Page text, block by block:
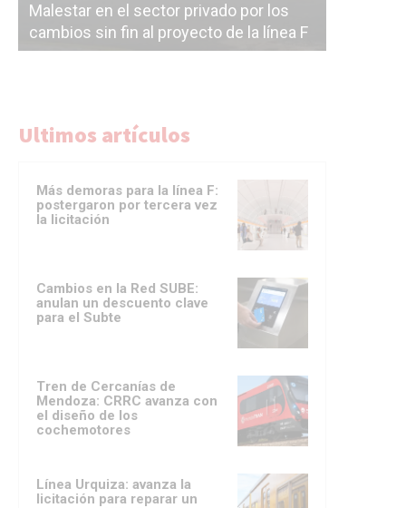
Malestar en el sector privado por los
cambios sin fin al proyecto de la línea F
Ultimos artículos
Más demoras para la línea F:
postergaron por tercera vez
la licitación
Cambios en la Red SUBE:
anulan un descuento clave
para el Subte
Tren de Cercanías de
Mendoza: CRRC avanza con
el diseño de los
cochemotores
Línea Urquiza: avanza la
licitación para reparar un